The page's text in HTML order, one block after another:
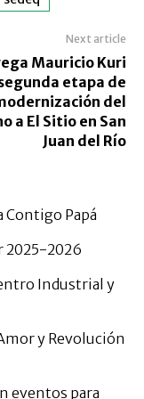
Next article
Mauricio Kuri
etapa de
del
a El Sitio en San
Juan del Río
Contigo Papá
2025-2026
Industrial y
y Revolución
eventos para